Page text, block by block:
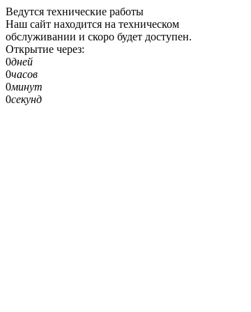
Ведутся технические работы
Наш сайт находится на техническом
обслуживании и скоро будет доступен.
Открытие через:
0дней
0часов
0минут
0секунд